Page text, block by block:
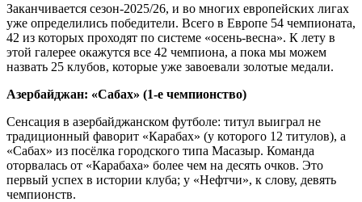
Заканчивается сезон‑2025/26, и во многих европейских лигах
уже определились победители. Всего в Европе 54 чемпионата,
42 из которых проходят по системе «осень‑весна». К лету в
этой галерее окажутся все 42 чемпиона, а пока мы можем
назвать 25 клубов, которые уже завоевали золотые медали.
Азербайджан: «Сабах» (1‑е чемпионство)
Сенсация в азербайджанском футболе: титул выиграл не
традиционный фаворит «Карабах» (у которого 12 титулов), а
«Сабах» из посёлка городского типа Масазыр. Команда
оторвалась от «Карабаха» более чем на десять очков. Это
первый успех в истории клуба; у «Нефтчи», к слову, девять
чемпионств.